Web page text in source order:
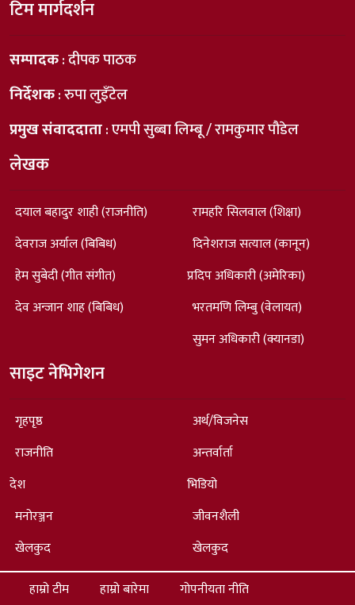
टिम मार्गदर्शन
सम्पादक: दीपक पाठक
निर्देशक: रुपा लुइँटेल
प्रमुख संवाददाता: एमपी सुब्बा लिम्बू / रामकुमार पौडेल
लेखक
दयाल बहादुर शाही (राजनीति)
देवराज अर्याल (बिबिध)
हेम सुबेदी (गीत संगीत)
देव अन्जान शाह (बिबिध)
रामहरि सिलवाल (शिक्षा)
दिनेशराज सत्याल (कानून)
प्रदिप अधिकारी (अमेरिका)
भरतमणि लिम्बु (वेलायत)
सुमन अधिकारी (क्यानडा)
साइट नेभिगेशन
गृहपृष्ठ
राजनीति
देश
मनोरञ्जन
खेलकुद
अर्थ/विजनेस
अन्तर्वार्ता
भिडियो
जीवनशैली
खेलकुद
हाम्रो टीम
हाम्रो बारेमा गोपनीयता नीति